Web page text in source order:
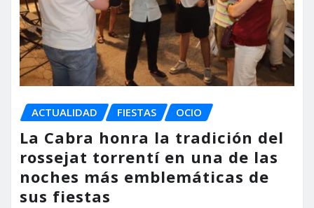
ACTUALIDAD FIESTAS OCIO
La Cabra honra la tradición del
rossejat torrentí en una de las
noches más emblemáticas de
sus fiestas